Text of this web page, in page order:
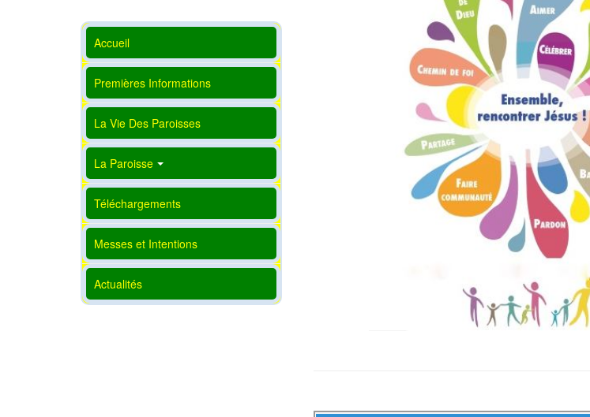
Accueil
Premières Informations
La Vie Des Paroisses
La Paroisse
Téléchargements
Messes et Intentions
Actualités